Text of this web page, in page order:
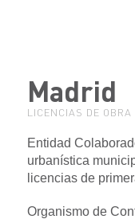
Madrid
LICENCIAS DE
Entidad
urbanística
licencias de
Organismo de